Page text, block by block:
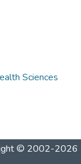
Sciences
© 2002-2026